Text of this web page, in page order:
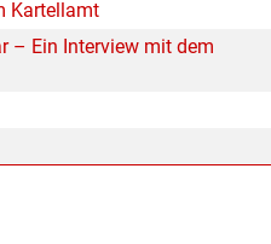
Kartellamt
– Ein Interview mit dem